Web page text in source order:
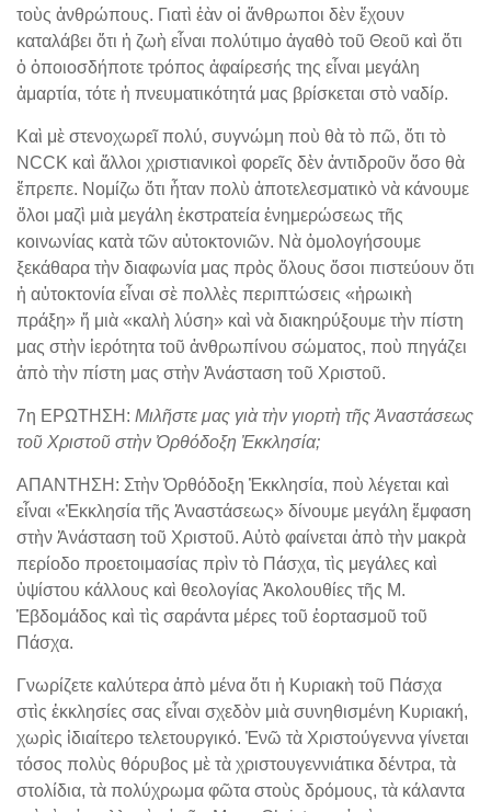
τοὺς ἀνθρώπους. Γιατὶ ἐὰν οἱ ἄνθρωποι δὲν ἔχουν
καταλάβει ὅτι ἡ ζωὴ εἶναι πολύτιμο ἀγαθὸ τοῦ Θεοῦ καὶ ὅτι
ὁ ὁποιοσδήποτε τρόπος ἀφαίρεσής της εἶναι μεγάλη
ἁμαρτία, τότε ἡ πνευματικότητά μας βρίσκεται στὸ ναδίρ.
Καὶ μὲ στενοχωρεῖ πολύ, συγνώμη ποὺ θὰ τὸ πῶ, ὅτι τὸ
NCCK καὶ ἄλλοι χριστιανικοὶ φορεῖς δὲν ἀντιδροῦν ὅσο θὰ
ἔπρεπε. Νομίζω ὅτι ἦταν πολὺ ἀποτελεσματικὸ νὰ κάνουμε
ὅλοι μαζὶ μιὰ μεγάλη ἐκστρατεία ἐνημερώσεως τῆς
κοινωνίας κατὰ τῶν αὐτοκτονιῶν. Νὰ ὁμολογήσουμε
ξεκάθαρα τὴν διαφωνία μας πρὸς ὅλους ὅσοι πιστεύουν ὅτι
ἡ αὐτοκτονία εἶναι σὲ πολλὲς περιπτώσεις «ἡρωικὴ
πράξη» ἤ μιὰ «καλὴ λύση» καὶ νὰ διακηρύξουμε τὴν πίστη
μας στὴν ἱερότητα τοῦ ἀνθρωπίνου σώματος, ποὺ πηγάζει
ἀπὸ τὴν πίστη μας στὴν Ἀνάσταση τοῦ Χριστοῦ.
7η ΕΡΩΤΗΣΗ: Μιλῆστε μας γιὰ τὴν γιορτὴ τῆς Ἀναστάσεως
τοῦ Χριστοῦ στὴν Ὀρθόδοξη Ἐκκλησία;
ΑΠΑΝΤΗΣΗ: Στὴν Ὀρθόδοξη Ἐκκλησία, ποὺ λέγεται καὶ
εἶναι «Ἐκκλησία τῆς Ἀναστάσεως» δίνουμε μεγάλη ἔμφαση
στὴν Ἀνάσταση τοῦ Χριστοῦ. Αὐτὸ φαίνεται ἀπὸ τὴν μακρὰ
περίοδο προετοιμασίας πρὶν τὸ Πάσχα, τὶς μεγάλες καὶ
ὑψίστου κάλλους καὶ θεολογίας Ἀκολουθίες τῆς Μ.
Ἑβδομάδος καὶ τὶς σαράντα μέρες τοῦ ἑορτασμοῦ τοῦ
Πάσχα.
Γνωρίζετε καλύτερα ἀπὸ μένα ὅτι ἡ Κυριακὴ τοῦ Πάσχα
στὶς ἐκκλησίες σας εἶναι σχεδὸν μιὰ συνηθισμένη Κυριακή,
χωρὶς ἰδιαίτερο τελετουργικό. Ἐνῶ τὰ Χριστούγεννα γίνεται
τόσος πολὺς θόρυβος μὲ τὰ χριστουγεννιάτικα δέντρα, τὰ
στολίδια, τὰ πολύχρωμα φῶτα στοὺς δρόμους, τὰ κάλαντα